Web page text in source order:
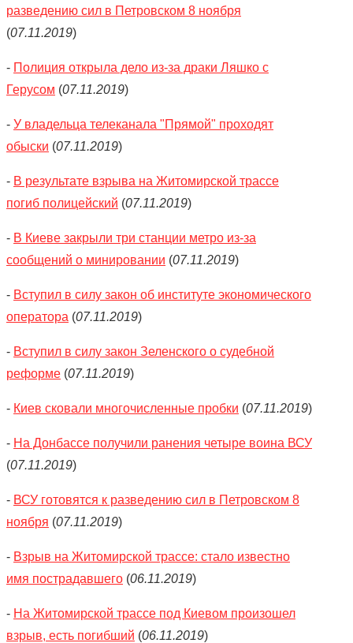
разведению сил в Петровском 8 ноября
(07.11.2019)
- Полиция открыла дело из-за драки Ляшко с
Герусом (07.11.2019)
- У владельца телеканала "Прямой" проходят
обыски (07.11.2019)
- В результате взрыва на Житомирской трассе
погиб полицейский (07.11.2019)
- В Киеве закрыли три станции метро из-за
сообщений о минировании (07.11.2019)
- Вступил в силу закон об институте экономического
оператора (07.11.2019)
- Вступил в силу закон Зеленского о судебной
реформе (07.11.2019)
- Киев сковали многочисленные пробки (07.11.2019)
- На Донбассе получили ранения четыре воина ВСУ
(07.11.2019)
- ВСУ готовятся к разведению сил в Петровском 8
ноября (07.11.2019)
- Взрыв на Житомирской трассе: стало известно
имя пострадавшего (06.11.2019)
- На Житомирской трассе под Киевом произошел
взрыв, есть погибший (06.11.2019)